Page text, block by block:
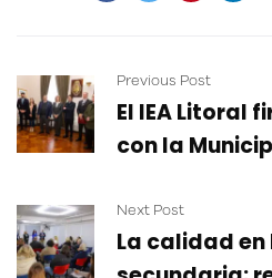
Previous Post
El IEA Litoral
con la
Next Post
La calidad